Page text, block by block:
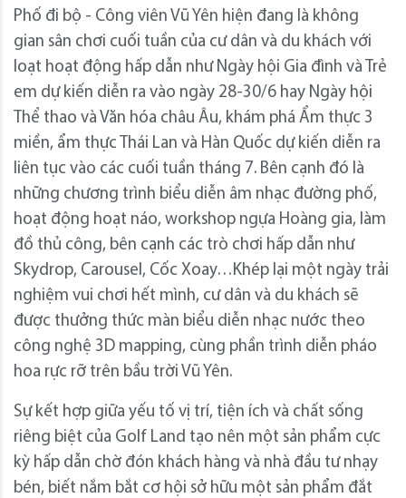
Phố đi bộ - Công viên Vũ Yên hiện đang là không
gian sân chơi cuối tuần của cư dân và du khách với
loạt hoạt động hấp dẫn như Ngày hội Gia đình và Trẻ
em dự kiến diễn ra vào ngày 28-30/6 hay Ngày hội
Thể thao và Văn hóa châu Âu, khám phá Ẩm thực 3
miền, ẩm thực Thái Lan và Hàn Quốc dự kiến diễn ra
liên tục vào các cuối tuần tháng 7. Bên cạnh đó là
những chương trình biểu diễn âm nhạc đường phố,
hoạt động hoạt náo, workshop ngựa Hoàng gia, làm
đồ thủ công, bên cạnh các trò chơi hấp dẫn như
Skydrop, Carousel, Cốc Xoay…Khép lại một ngày trải
nghiệm vui chơi hết mình, cư dân và du khách sẽ
được thưởng thức màn biểu diễn nhạc nước theo
công nghệ 3D mapping, cùng phần trình diễn pháo
hoa rực rỡ trên bầu trời Vũ Yên.
Sự kết hợp giữa yếu tố vị trí, tiện ích và chất sống
riêng biệt của Golf Land tạo nên một sản phẩm cực
kỳ hấp dẫn chờ đón khách hàng và nhà đầu tư nhạy
bén, biết nắm bắt cơ hội sở hữu một sản phẩm đắt